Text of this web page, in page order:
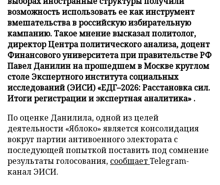
возможность использовать ее как инструмент
вмешательства в российскую избирательную
кампанию. Такое мнение высказал политолог,
директор Центра политического анализа, доцент
Финансового университета при правительстве РФ
Павел Данилин на прошедшем в Москве круглом
столе Экспертного института социальных
исследований (ЭИСИ) «ЕДГ–2026: Расстановка сил.
Итоги регистрации и экспертная аналитика» .
По оценке Данилила, одной из целей
деятельности «Яблоко» является консолидация
вокруг партии антивоенного электората с
последующей попыткой поставить под сомнение
результаты голосования, сообщаетTelegram-
канал ЭИСИ.